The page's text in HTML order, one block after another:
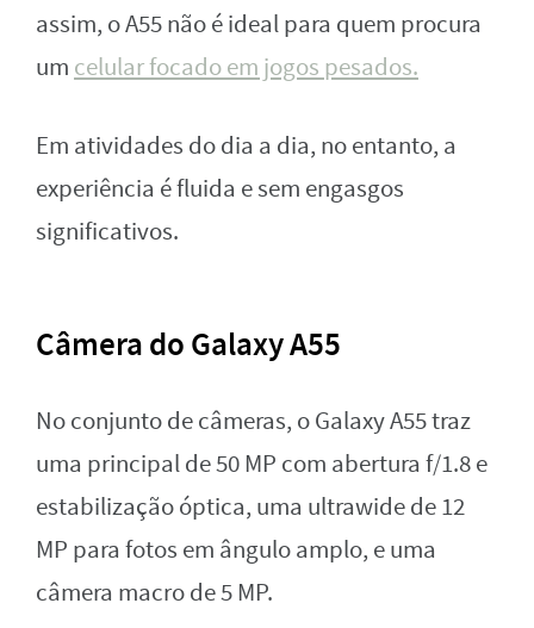
assim, o A55 não é ideal para quem procura
um celular focado em jogos pesados.
Em atividades do dia a dia, no entanto, a
experiência é fluida e sem engasgos
significativos.
Câmera do Galaxy A55
No conjunto de câmeras, o Galaxy A55 traz
uma principal de 50 MP com abertura f/1.8 e
estabilização óptica, uma ultrawide de 12
MP para fotos em ângulo amplo, e uma
câmera macro de 5 MP.